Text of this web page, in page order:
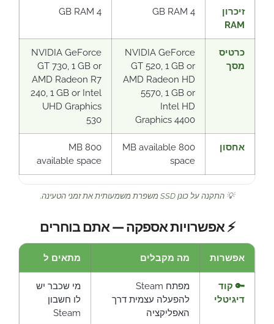
זיכרון
RAM
4 GB RAM
4 GB RAM
כרטיס
מסך
NVIDIA GeForce
GT 520, 1 GB or
AMD Radeon HD
5570, 1 GB or
Intel HD
Graphics 4400
NVIDIA GeForce
GT 730, 1 GB or
AMD Radeon R7
240, 1 GB or Intel
UHD Graphics
530
אחסון
800 MB available
space
800 MB
available space
💡 התקנה על כונן SSD משפרת משמעותית את זמני הטעינה.
⚡ אפשרויות אספקה — אתם בוחרים
אפשרות מה מקבלים מתאים ל
🔑 קוד
דיגיטלי
מפתח Steam
להפעלה עצמית דרך
האפליקציה
מי שכבר יש
לו חשבון
Steam